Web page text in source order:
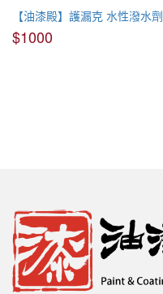
【油漆殿】護漏克 水性潑水劑
$1000